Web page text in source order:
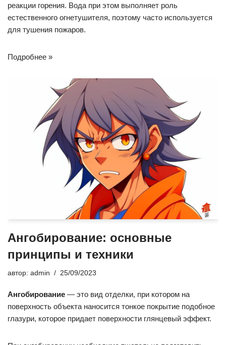
реакции горения. Вода при этом выполняет роль
естественного огнетушителя, поэтому часто используется
для тушения пожаров.
Подробнее »
Ангобирование: основные
принципы и техники
автор: admin 25/09/2023
Ангобирование — это вид отделки, при котором на
поверхность объекта наносится тонкое покрытие подобное
глазури, которое придает поверхности глянцевый эффект.